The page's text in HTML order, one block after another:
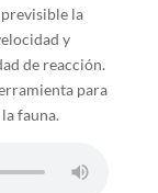
la
y
de reacción.
para
fauna.